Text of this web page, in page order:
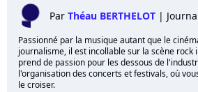
Par Théau BERTHELOT |
Passionné par la musique autant que le
journalisme, il est incollable sur la scène rock
prend de passion pour les dessous de
l'organisation des concerts et festivals, où
le croiser.